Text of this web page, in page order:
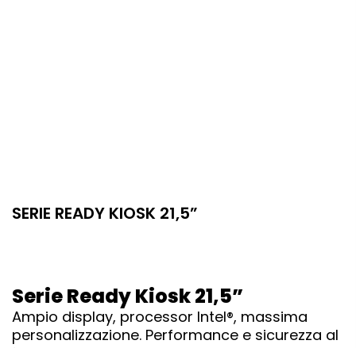
SERIE READY KIOSK 21,5”
Serie Ready Kiosk 21,5”
Ampio display, processor Intel®, massima
personalizzazione. Performance e sicurezza al